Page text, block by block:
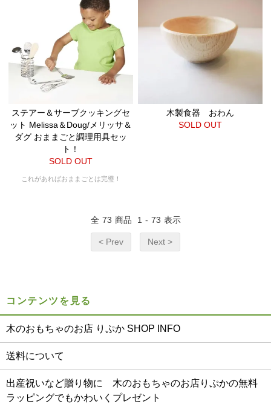
ステアー＆サーブクッキングセ
ット Melissa＆Doug/メリッサ＆
ダグ おままごと調理用具セッ
ト！
SOLD OUT
これがあればおままごとは完璧！
木製食器 おわん
SOLD OUT
全 73 商品 1 - 73 表示
< Prev Next >
コンテンツを見る
木のおもちゃのお店 りぷか SHOP INFO
送料について
出産祝いなど贈り物に 木のおもちゃのお店りぷかの無料
ラッピングでもかわいくプレゼント